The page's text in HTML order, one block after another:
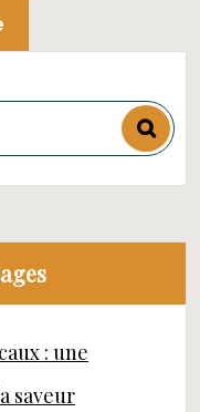
: une
saveur